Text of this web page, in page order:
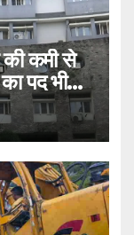
कमी से
पद भी